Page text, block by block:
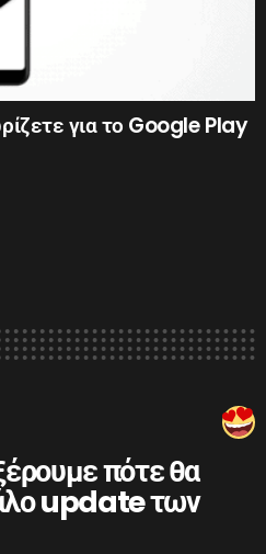
για το Google Play
πότε θα
update των